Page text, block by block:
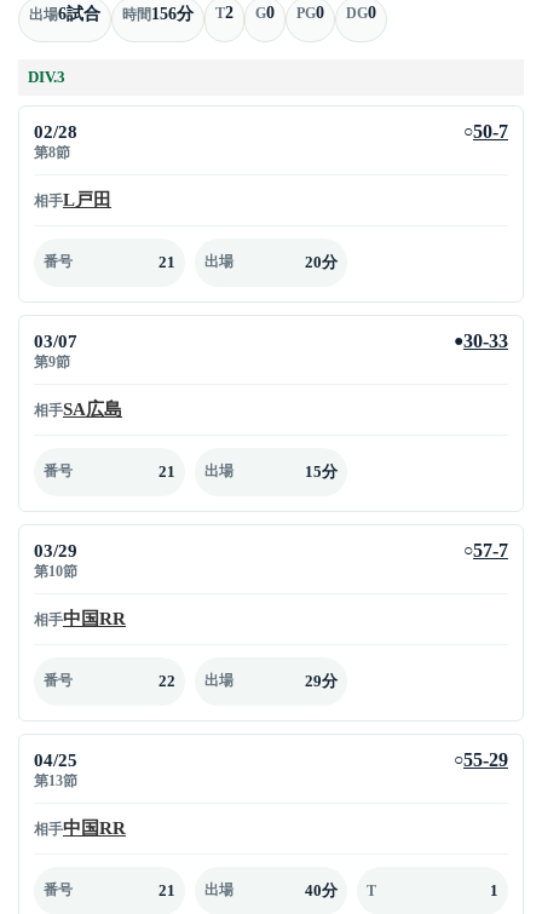
出場6試合 時間156分 T2 G0 PG0 DG0
DIV.3
02/28
第8節
○50-7
相手L戸田
番号 21 出場 20分
03/07
第9節
●30-33
相手SA広島
番号 21 出場 15分
03/29
第10節
○57-7
相手中国RR
番号 22 出場 29分
04/25
第13節
○55-29
相手中国RR
番号 21 出場 40分 T 1